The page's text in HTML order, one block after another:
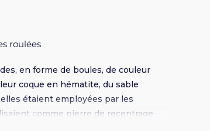
roulées
en forme de boules, de couleur
coque en hématite, du sable
étaient employées par les
comme pierre de recentrage